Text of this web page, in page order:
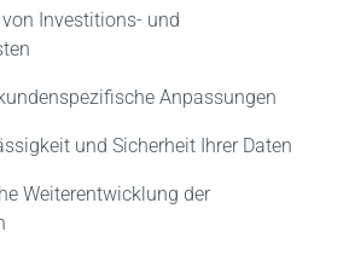
Investitions- und
Anpassungen
und Sicherheit Ihrer Daten
Weiterentwicklung der